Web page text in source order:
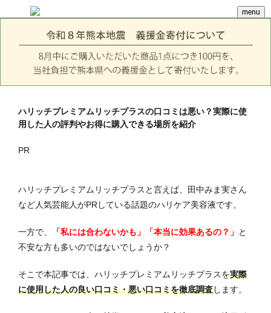
menu
ハリッチプレミアムリッチプラスの口コミは悪い？実際に使
用した人の評判やお得に購入できる場所を紹介
PR
ハリッチプレミアムリッチプラスと言えば、田中みま実さん
など人気芸能人がPRしている話題のハリケア美容液です。
一方で、 「私には合わないかも」「本当に効果あるの？」 と
不安な方も多いのではないでしょうか？
そこで本記事では、ハリッチプレミアムリッチプラスを実際
に使用した人の良い口コミ・悪い口コミを徹底調査します。